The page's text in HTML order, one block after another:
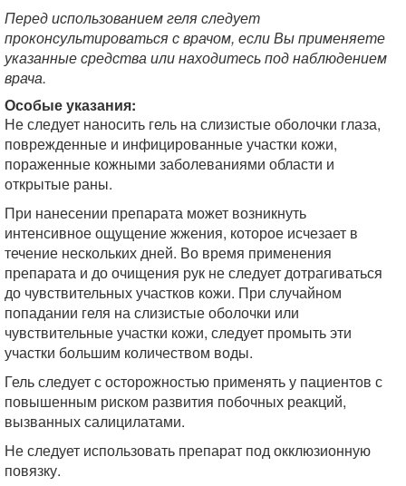
Перед использованием геля следует
проконсультироваться с врачом, если Вы применяете
указанные средства или находитесь под наблюдением
врача.
Особые указания:
Не следует наносить гель на слизистые оболочки глаза,
поврежденные и инфицированные участки кожи,
пораженные кожными заболеваниями области и
открытые раны.
При нанесении препарата может возникнуть
интенсивное ощущение жжения, которое исчезает в
течение нескольких дней. Во время применения
препарата и до очищения рук не следует дотрагиваться
до чувствительных участков кожи. При случайном
попадании геля на слизистые оболочки или
чувствительные участки кожи, следует промыть эти
участки большим количеством воды.
Гель следует с осторожностью применять у пациентов с
повышенным риском развития побочных реакций,
вызванных салицилатами.
Не следует использовать препарат под окклюзионную
повязку.